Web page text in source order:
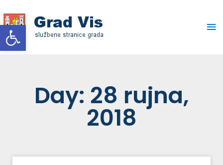
Open toolbar
to
content
Day: 28 rujna,
2018